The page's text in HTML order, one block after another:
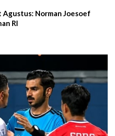
Norman Joesoef
RI